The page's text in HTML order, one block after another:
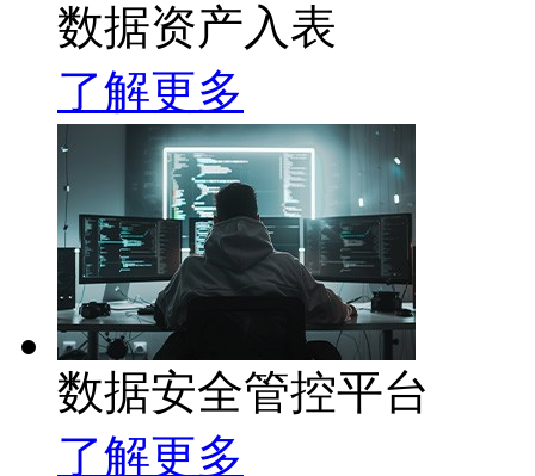
数据资产入表
了解更多
数据安全管控平台
了解更多